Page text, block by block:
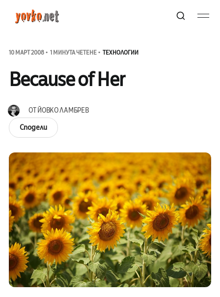
10 МАРТ 2008 1 МИНУТА ЧЕТЕНЕ ТЕХНОЛОГИИ
Because of Her
ОТЙОВКО ЛАМБРЕВ
Сподели